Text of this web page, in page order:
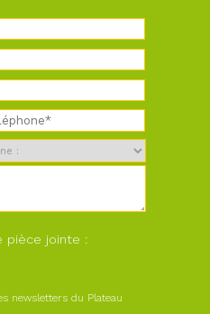
pièce jointe :
newsletters du Plateau